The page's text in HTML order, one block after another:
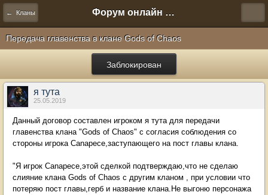
← Кланы Форум онлайн игры "Новая Эра" (Нюра Биз)
Передача главенства в клане Gods of Chaos
Заблокирован
я тута
25.05.2019
Данный договор составлен игроком я тута для передачи
главенства клана "Gods of Chaos" с согласия соблюдения со
стороны игрока Canapece,заступающего на пост главы клана.
"Я игрок Canapece,этой сделкой подтверждаю,что не сделаю
слияние клана Gods of Chaos с другим кланом , при условии что
потеряю пост главы,герб и название клана.Не выгоню персонажа